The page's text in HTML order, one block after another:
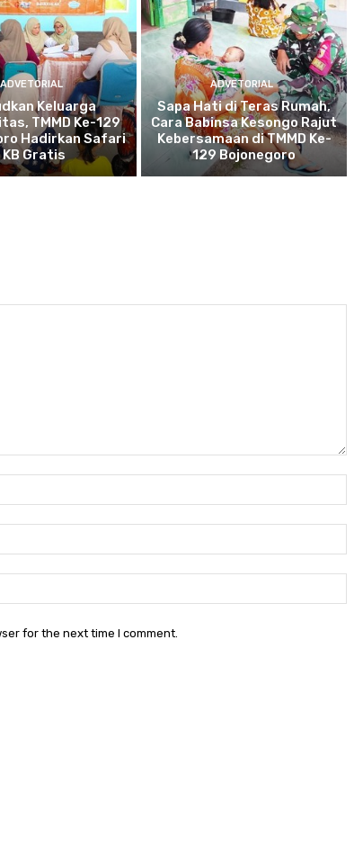
ADVETORIAL
Keluarga
TMMD Ke-129
Hadirkan Safari
KB Gratis
ADVETORIAL
Sapa Hati di Teras Rumah,
Cara Babinsa Kesongo Rajut
Kebersamaan di TMMD Ke-
129 Bojonegoro
for the next time I comment.